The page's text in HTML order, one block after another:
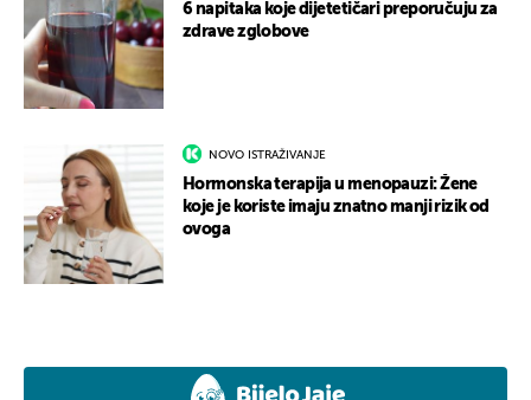
6 napitaka koje dijetetičari preporučuju za
zdrave zglobove
NOVO ISTRAŽIVANJE
Hormonska terapija u menopauzi: Žene
koje je koriste imaju znatno manji rizik od
ovoga